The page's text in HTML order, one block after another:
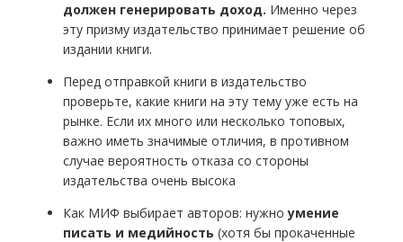
должен генерировать доход. Именно через
эту призму издательство принимает решение об
издании книги.
Перед отправкой книги в издательство
проверьте, какие книги на эту тему уже есть на
рынке. Если их много или несколько топовых,
важно иметь значимые отличия, в противном
случае вероятность отказа со стороны
издательства очень высока
Как МИФ выбирает авторов: нужноумение
писать и медийность (хотя бы прокаченные